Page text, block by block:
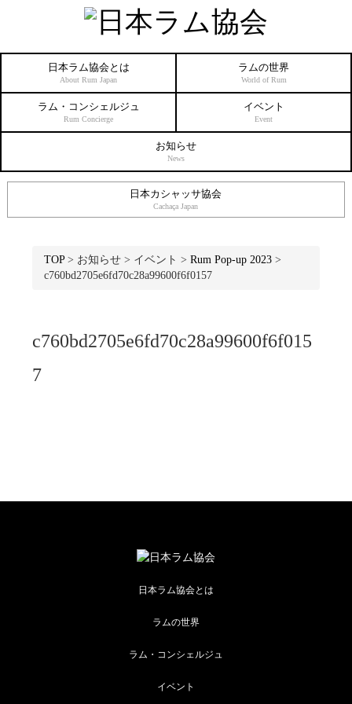
日本ラム協会とは
About Rum Japan
ラムの世界
World of Rum
ラム・コンシェルジュ
Rum Concierge
イベント
Event
お知らせ
News
日本カシャッサ協会
Cachaça Japan
TOP> お知らせ > イベント >Rum Pop-up 2023 >
c760bd2705e6fd70c28a99600f6f0157
c760bd2705e6fd70c28a99600f6f015
7
日本ラム協会とは
ラムの世界
ラム・コンシェルジュ
イベント